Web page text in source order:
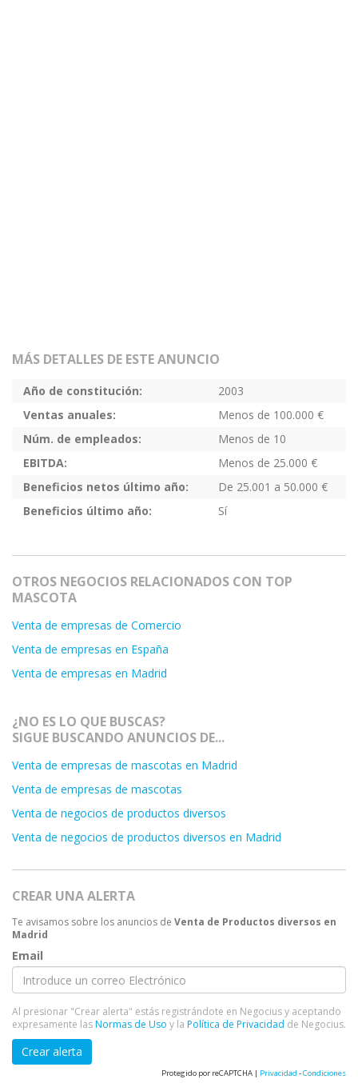
MÁS DETALLES DE ESTE ANUNCIO
Año de constitución:
2003
Ventas anuales:
Menos de 100.000 €
Núm. de empleados:
Menos de 10
EBITDA:
Menos de 25.000 €
Beneficios netos último año:
De 25.001 a 50.000 €
Beneficios último año:
Sí
OTROS NEGOCIOS RELACIONADOS CON TOP
MASCOTA
Venta de empresas de Comercio
Venta de empresas en España
Venta de empresas en Madrid
¿NO ES LO QUE BUSCAS?
SIGUE BUSCANDO ANUNCIOS DE...
Venta de empresas de mascotas en Madrid
Venta de empresas de mascotas
Venta de negocios de productos diversos
Venta de negocios de productos diversos en Madrid
CREAR UNA ALERTA
Te avisamos sobre los anuncios de Venta de Productos diversos en
Madrid
Email
Al presionar "Crear alerta" estás registrándote en Negocius y aceptando
expresamente lasNormas de Uso y la Política de Privacidad de Negocius.
Crear alerta
Protegido por reCAPTCHA | Privacidad -Condiciones